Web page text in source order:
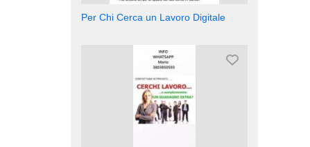
Per Chi Cerca un Lavoro Digitale